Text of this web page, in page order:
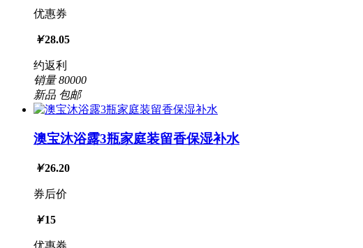
优惠券
￥28.05
约返利
销量80000
新品 包邮
澳宝沐浴露3瓶家庭装留香保湿补水
￥26.20
券后价
￥15
优惠券